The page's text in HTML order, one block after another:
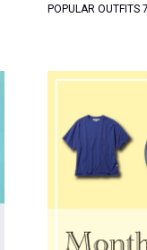
POPULAR